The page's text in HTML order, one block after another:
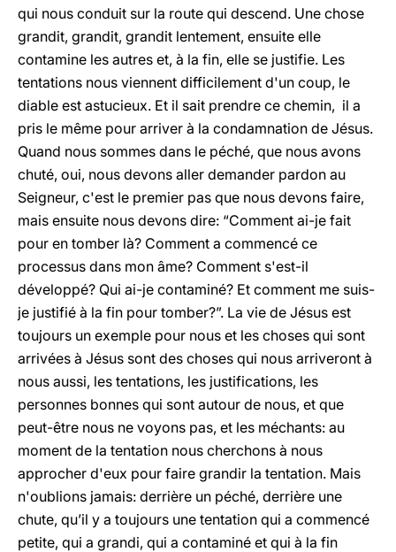
qui nous conduit sur la route qui descend. Une chose
grandit, grandit, grandit lentement, ensuite elle
contamine les autres et, à la fin, elle se justifie. Les
tentations nous viennent difficilement d'un coup, le
diable est astucieux. Et il sait prendre ce chemin, il a
pris le même pour arriver à la condamnation de Jésus.
Quand nous sommes dans le péché, que nous avons
chuté, oui, nous devons aller demander pardon au
Seigneur, c'est le premier pas que nous devons faire,
mais ensuite nous devons dire: “Comment ai-je fait
pour en tomber là? Comment a commencé ce
processus dans mon âme? Comment s'est-il
développé? Qui ai-je contaminé? Et comment me suis-
je justifié à la fin pour tomber?”. La vie de Jésus est
toujours un exemple pour nous et les choses qui sont
arrivées à Jésus sont des choses qui nous arriveront à
nous aussi, les tentations, les justifications, les
personnes bonnes qui sont autour de nous, et que
peut-être nous ne voyons pas, et les méchants: au
moment de la tentation nous cherchons à nous
approcher d'eux pour faire grandir la tentation. Mais
n'oublions jamais: derrière un péché, derrière une
chute, qu’il y a toujours une tentation qui a commencé
petite, qui a grandi, qui a contaminé et qui à la fin